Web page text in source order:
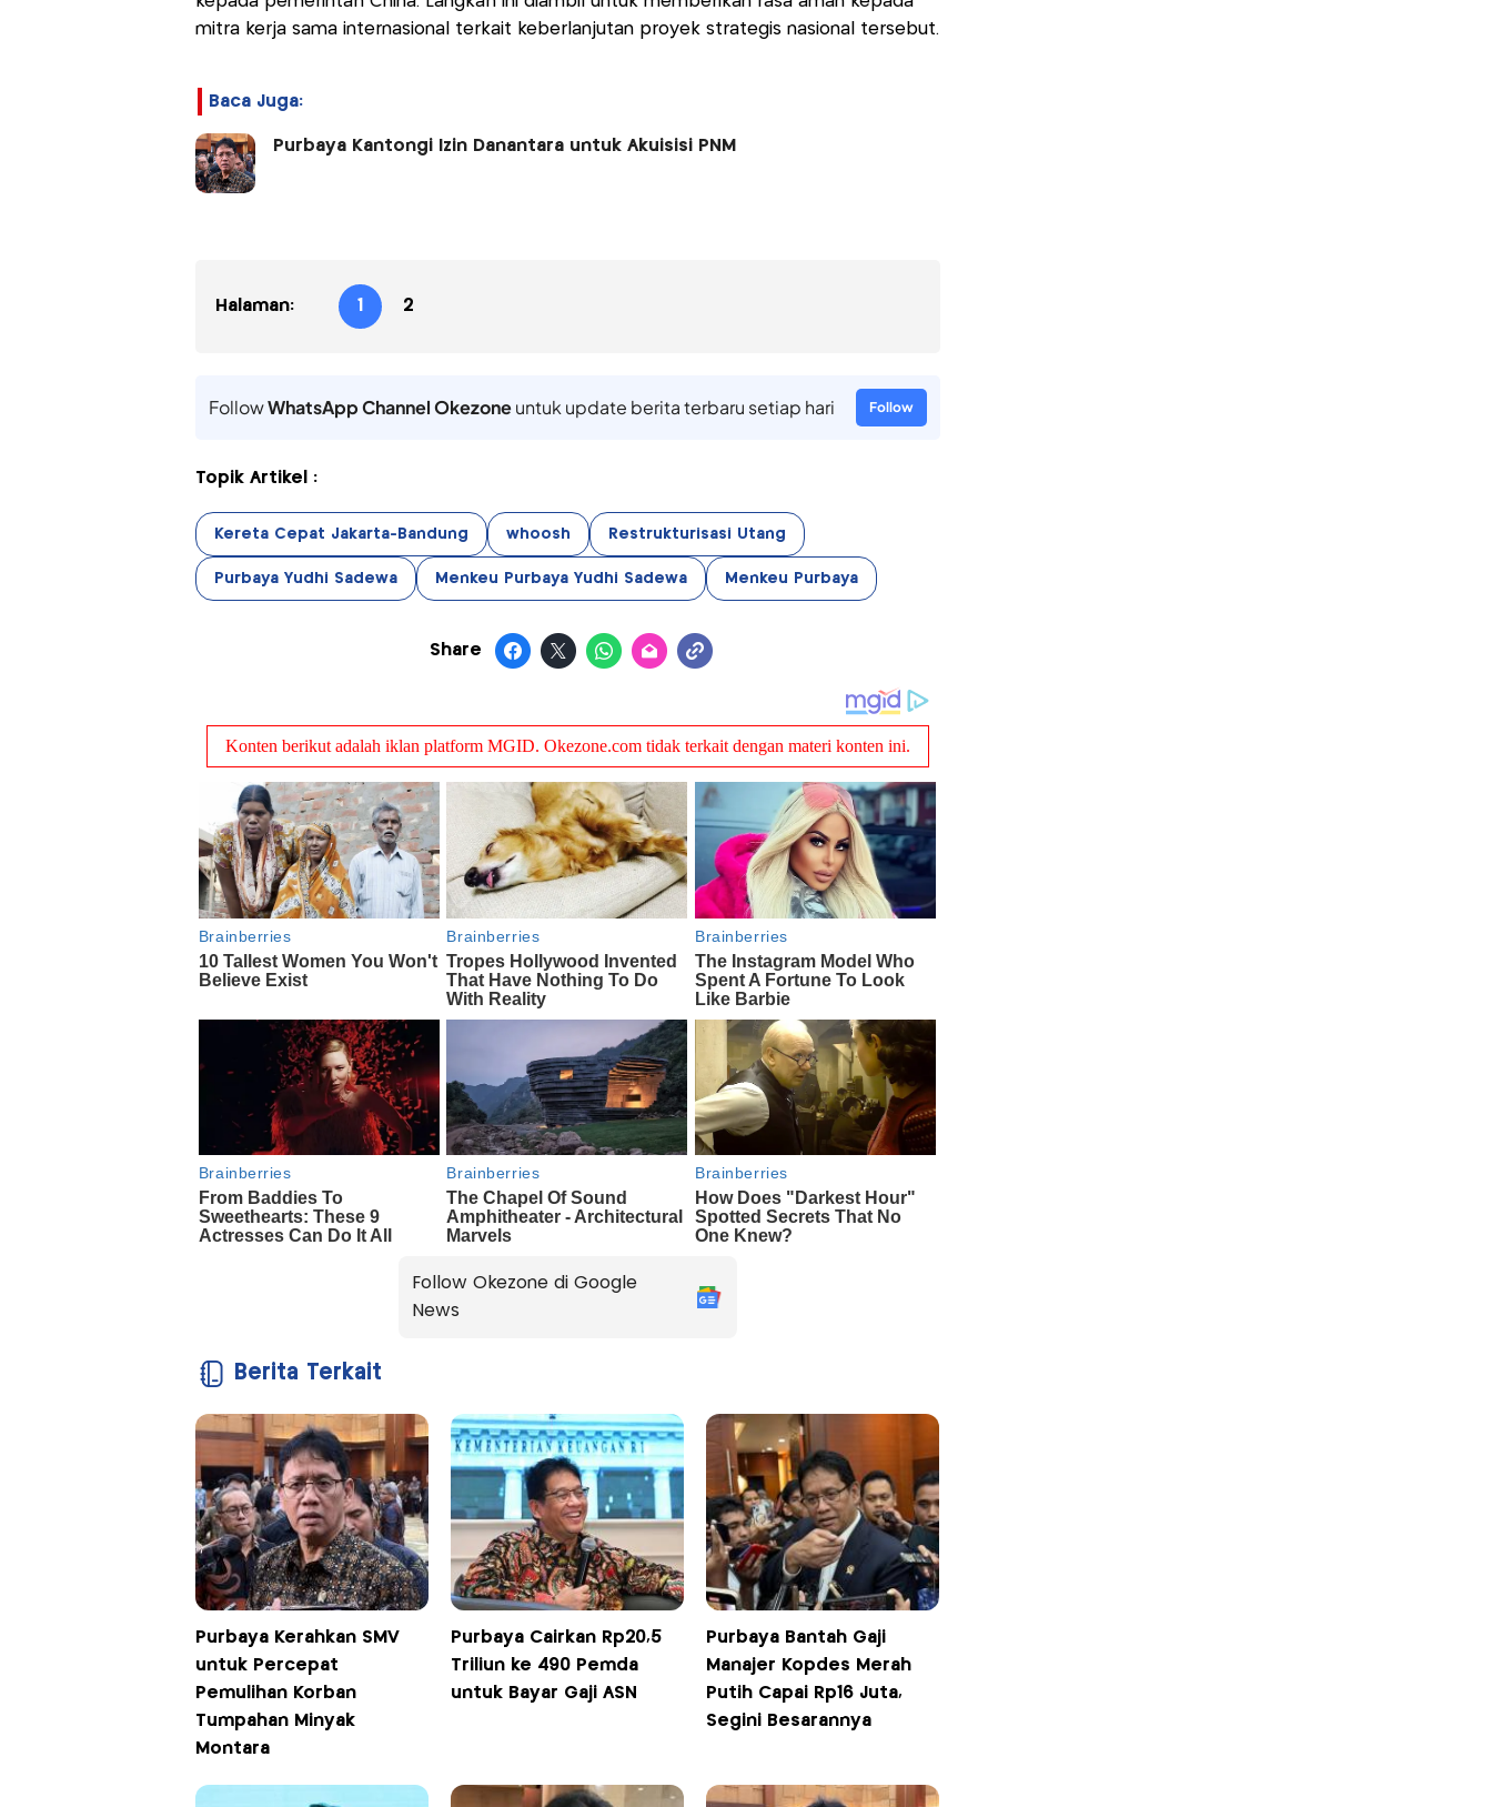
mitra kerja sama internasional terkait keberlanjutan proyek strategis nasional tersebut.
Baca Juga:
Purbaya Kantongi Izin Danantara untuk Akuisisi PNM
Halaman: 1 2
FollowWhatsApp Channel Okezoneuntuk update berita terbaru setiap hari Follow
Topik Artikel :
Kereta Cepat Jakarta-Bandung whoosh Restrukturisasi Utang
Purbaya Yudhi Sadewa Menkeu Purbaya Yudhi Sadewa Menkeu Purbaya
Share
Follow Okezone di Google
News
Berita Terkait
Purbaya Kerahkan SMV
untuk Percepat
Pemulihan Korban
Tumpahan Minyak
Montara
Purbaya Cairkan Rp20,5
Triliun ke 490 Pemda
untuk Bayar Gaji ASN
Purbaya Bantah Gaji
Manajer Kopdes Merah
Putih Capai Rp16 Juta,
Segini Besarannya